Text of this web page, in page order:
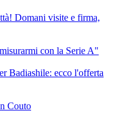
Domani visite e firma,
con la Serie A"
Badiashile: ecco l'offerta
Couto